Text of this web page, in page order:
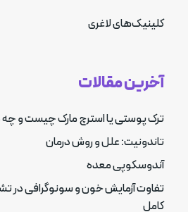
آخرین مقالات
ترک پوستی یا استرچ مارک چیست و چه
تاندونیت: علل و روش درمان
آندوسکوپی معده
تفاوت آزمایش خون و سونوگرافی در
کامل
کلینیک‌های لاغری